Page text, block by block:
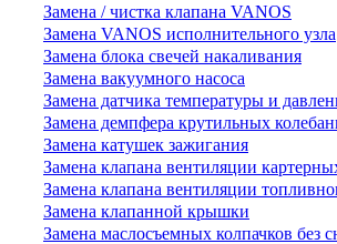
Замена / чистка клапана VANOS
Замена VANOS исполнительного узла
Замена блока свечей накаливания
Замена вакуумного насоса
Замена датчика температуры и
Замена демпфера крутильных
Замена катушек зажигания
Замена клапана вентиляции
Замена клапана вентиляции
Замена клапанной крышки
Замена маслосъемных колпачков без